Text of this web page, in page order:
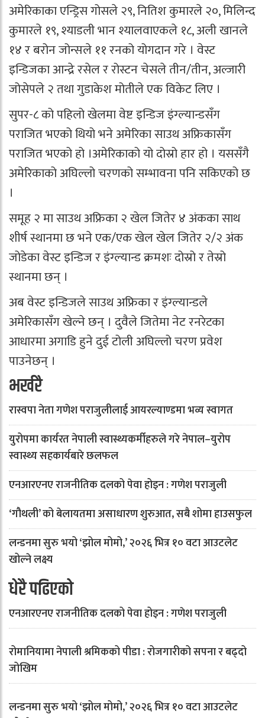
अमेरिकाका एन्ड्रिस गोसले २९, नितिश कुमारले २०, मिलिन्द
कुमारले १९, श्याडली भान श्यालवाएकले १८, अली खानले
१४ र बरोन जोन्सले ११ रनको योगदान गरे । वेस्ट
इन्डिजका आन्द्रे रसेल र रोस्टन चेसले तीन/तीन, अल्जारी
जोसेपले २ तथा गुडाकेश मोतीले एक विकेट लिए ।
सुपर-८ को पहिलो खेलमा वेष्ट इन्डिज इंग्ल्यान्डसँग
पराजित भएको थियो भने अमेरिका साउथ अफ्रिकासँग
पराजित भएको हो ।अमेरिकाको यो दोस्रो हार हो । यससँगै
अमेरिकाको अघिल्लो चरणको सम्भावना पनि सकिएको छ
।
समूह २ मा साउथ अफ्रिका २ खेल जितेर ४ अंकका साथ
शीर्ष स्थानमा छ भने एक/एक खेल खेल जितेर २/२ अंक
जोडेका वेस्ट इन्डिज र इंग्ल्यान्ड क्रमशः दोस्रो र तेस्रो
स्थानमा छन् ।
अब वेस्ट इन्डिजले साउथ अफ्रिका र इंग्ल्यान्डले
अमेरिकासँग खेल्ने छन् । दुवैले जितेमा नेट रनरेटका
आधारमा अगाडि हुने दुई टोली अघिल्लो चरण प्रवेश
पाउनेछन् ।
भर्खरै
रास्वपा नेता गणेश पराजुलीलाई आयरल्याण्डमा भव्य स्वागत
युरोपमा कार्यरत नेपाली स्वास्थ्यकर्मीहरुले गरे नेपाल–युरोप
स्वास्थ्य सहकार्यबारे छलफल
एनआरएनए राजनीतिक दलको पेवा होइन : गणेश पराजुली
‘गौथली’ को बेलायतमा असाधारण शुरुआत, सबै शोमा हाउसफुल
लन्डनमा सुरु भयो ‘झोल मोमो,’ २०२६ भित्र १० वटा आउटलेट
खोल्ने लक्ष्य
धेरै पढिएको
एनआरएनए राजनीतिक दलको पेवा होइन : गणेश पराजुली
रोमानियामा नेपाली श्रमिकको पीडा : रोजगारीको सपना र बढ्दो
जोखिम
लन्डनमा सुरु भयो ‘झोल मोमो,’ २०२६ भित्र १० वटा आउटलेट